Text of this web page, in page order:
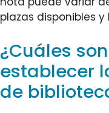
plazas disponibles
¿Cuáles
establecer
de